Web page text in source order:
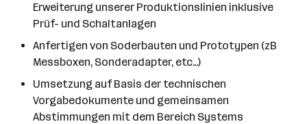
Erweiterung unserer Produktionslinien inklusive
Prüf- und Schaltanlagen
Anfertigen von Soderbauten und Prototypen (zB
Messboxen, Sonderadapter, etc…)
Umsetzung auf Basis der technischen
Vorgabedokumente und gemeinsamen
Abstimmungen mit dem Bereich Systems